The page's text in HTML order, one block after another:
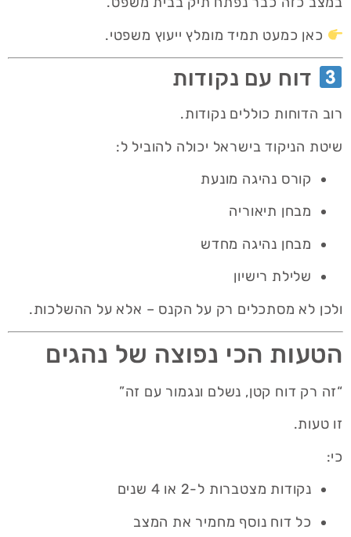
כאן כמעט תמיד מומלץ ייעוץ משפטי.
דוח עם נקודות
רוב הדוחות כוללים נקודות.
שיטת הניקוד בישראל יכולה להוביל ל:
קורס נהיגה מונעת
מבחן תיאוריה
מבחן נהיגה מחדש
שלילת רישיון
ולכן לא מסתכלים רק על הקנס – אלא על ההשלכות.
הטעות הכי נפוצה של נהגים
“זה רק דוח קטן, נשלם ונגמור עם זה”
זו טעות.
כי:
נקודות מצטברות ל-2 או 4 שנים
כל דוח נוסף מחמיר את המצב